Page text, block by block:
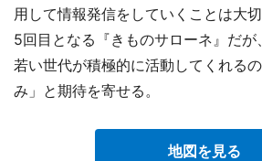
用して情報発信をしていくことは大
5回目となる『きものサローネ』だが
若い世代が積極的に活動してくれる
み」と期待を寄せる。
地図を見る